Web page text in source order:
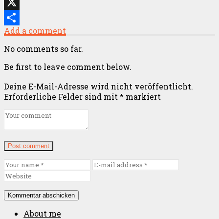
X
Teilen
Add a comment
No comments so far.
Be first to leave comment below.
Deine E-Mail-Adresse wird nicht veröffentlicht.
Erforderliche Felder sind mit * markiert
Post comment
About me